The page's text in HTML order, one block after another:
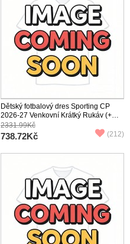
Dětský fotbalový dres Sporting CP
2026-27 Venkovní Krátký Rukáv (+
trenýrky)
2331.99Kč
738.72Kč (212)